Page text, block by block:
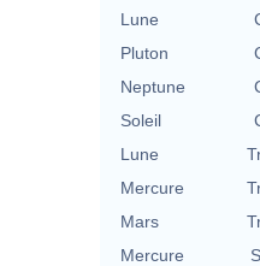
Lune
Pluton
Neptune
Soleil
Lune
Mercure
Mars
Mercure